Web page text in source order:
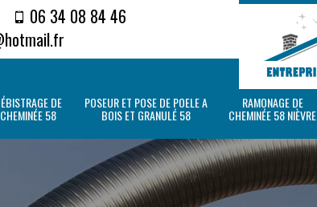
06 34 08 84 46
DE
CHEMINÉE 58
POSEUR ET POSE DE POELE A
BOIS ET GRANULÉ 58
RAMONAGE DE
CHEMINÉE 58 NIÈVRE